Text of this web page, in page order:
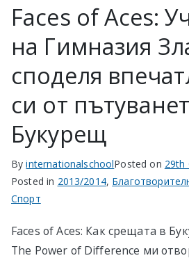
Faces of Aces:
на Гимназия
споделя
си от
Букурещ
ByinternationalschoolPosted on 29th
Posted in 2013/2014,
Спорт
Faces of Aces: Как срещата в
The Power of Difference ми